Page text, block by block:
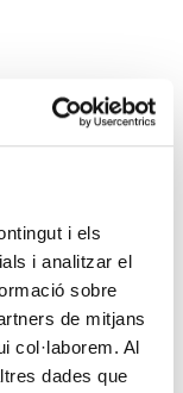
i els
i analitzar el
sobre
de mitjans
col·laborem. Al
dades que
el portal de